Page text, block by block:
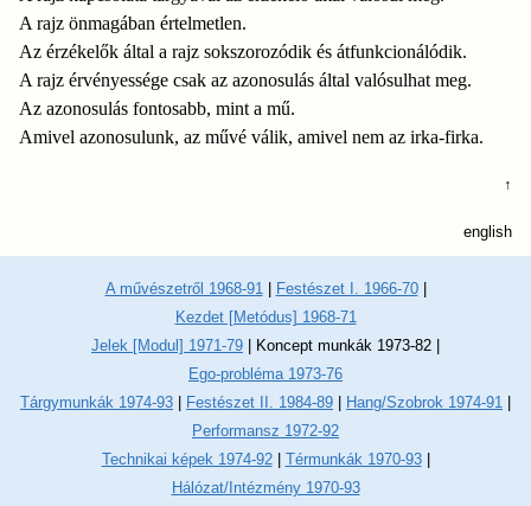
A rajz önmagában értelmetlen.
Az érzékelők által a rajz sokszorozódik és átfunkcionálódik.
A rajz érvényessége csak az azonosulás által valósulhat meg.
Az azonosulás fontosabb, mint a mű.
Amivel azonosulunk, az művé válik, amivel nem az irka-firka.
↑
english
A művészetről 1968-91| Festészet I. 1966-70|
Kezdet [Metódus] 1968-71
Jelek [Modul] 1971-79
Koncept munkák 1973-82
Ego-probléma 1973-76
Tárgymunkák 1974-93
Festészet II. 1984-89 Hang/Szobrok 1974-91
Performansz 1972-92
Technikai képek 1974-92| Térmunkák 1970-93|
Hálózat/Intézmény 1970-93